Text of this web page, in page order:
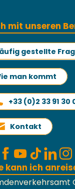
mit unseren
gestellte
man kommt
+33 (0)2 33 91 30
Kontakt
kann ich